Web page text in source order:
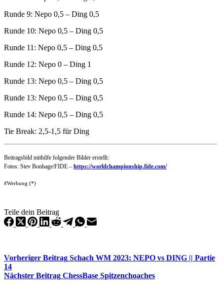
Runde 9: Nepo 0,5 – Ding 0,5
Runde 10: Nepo 0,5 – Ding 0,5
Runde 11: Nepo 0,5 – Ding 0,5
Runde 12: Nepo 0 – Ding 1
Runde 13: Nepo 0,5 – Ding 0,5
Runde 13: Nepo 0,5 – Ding 0,5
Runde 14: Nepo 0,5 – Ding 0,5
Tie Break: 2,5-1,5 für Ding
Beitragsbild mithilfe folgender Bilder erstellt:
Fotos: Stev Bonhage/FIDE – https://worldchampionship.fide.com/
#Werbung (*)
Teile dein Beitrag
Vorheriger Beitrag Schach WM 2023: NEPO vs DING || Partie
14
Nächster Beitrag ChessBase Spitzenchoaches